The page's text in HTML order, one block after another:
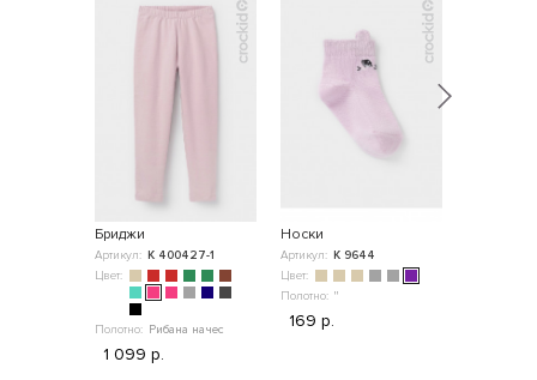
Бриджи
Артикул: К 400427-1
Цвет:
Полотно: Рибана начес
1 099 р.
Носки
Артикул: К 9644
Цвет:
Полотно: "
169 р.